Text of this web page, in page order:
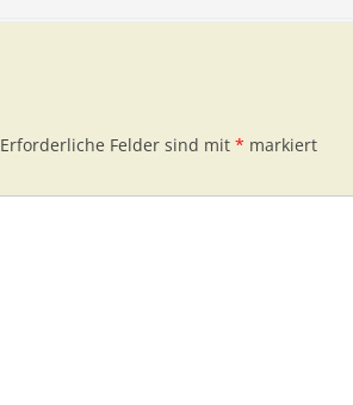
Erforderliche Felder sind mit * markiert